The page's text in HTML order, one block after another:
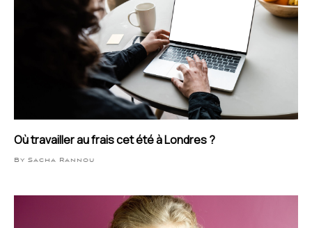
Où travailler au frais cet été à Londres ?
By Sacha Rannou